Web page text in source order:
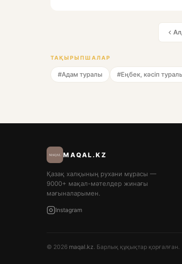
ТАҚЫРЫПШАЛАР
#Адам туралы #Еңбек, кәсіп
MAQAL.KZ
Қазақ халқының рухани мұрасы —
9000+ мақал-мәтелдер жинағы
мағыналарымен.
Instagram
© 2026 maqal.kz. Барлық құқықтар қорғалған.